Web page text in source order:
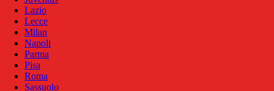
Lazio
Lecce
Milan
Napoli
Parma
Pisa
Roma
Sassuolo